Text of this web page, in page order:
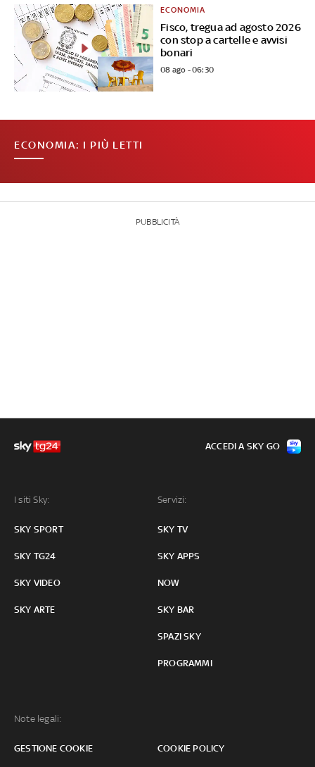
Fisco, tregua ad agosto 2026
con stop a cartelle e avvisi
bonari
ECONOMIA
08 ago - 06:30
ECONOMIA: I PIÙ LETTI
PUBBLICITÀ
I siti Sky:
SKY SPORT
SKY TG24
SKY VIDEO
SKY ARTE
Servizi:
SKY TV
SKY APPS
NOW
SKY BAR
SPAZI SKY
PROGRAMMI
Note legali:
GESTIONE COOKIE COOKIE POLICY
ACCEDI A SKY GO